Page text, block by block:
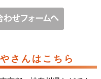
さんはこちら